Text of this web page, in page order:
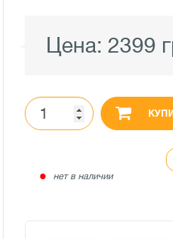
Цена: 2399
● нет в наличии